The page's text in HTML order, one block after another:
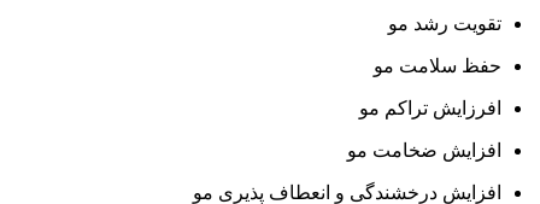
تقویت رشد مو
حفظ سلامت مو
افرزایش تراکم مو
افزایش ضخامت مو
افزایش درخشندگی و انعطاف پذیری مو